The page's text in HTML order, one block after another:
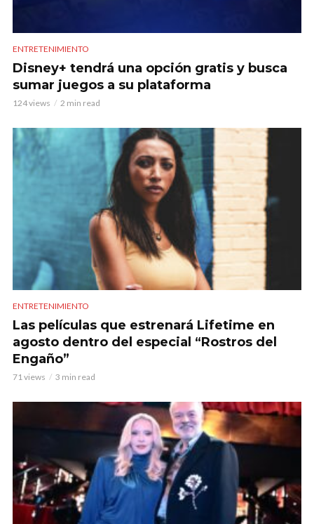
ENTRETENIMIENTO
Disney+ tendrá una opción gratis y busca
sumar juegos a su plataforma
124 views 2 min read
ENTRETENIMIENTO
Las películas que estrenará Lifetime en
agosto dentro del especial “Rostros del
Engaño”
71 views 3 min read